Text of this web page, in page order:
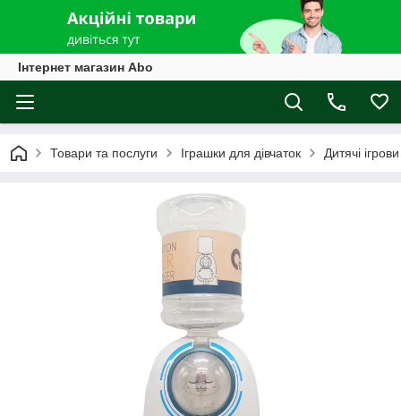
Інтернет магазин Abo
Товари та послуги Іграшки для дівчаток Дитячі